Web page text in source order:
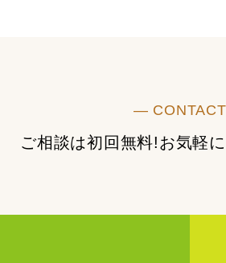
―
ご相談は初回無料! お気軽